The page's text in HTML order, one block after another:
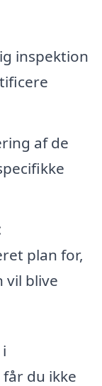
inspektion
af de
plan for,
vil blive
du ikke